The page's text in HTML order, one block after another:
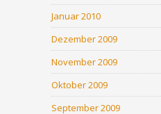
Januar 2010
Dezember 2009
November 2009
Oktober 2009
September 2009